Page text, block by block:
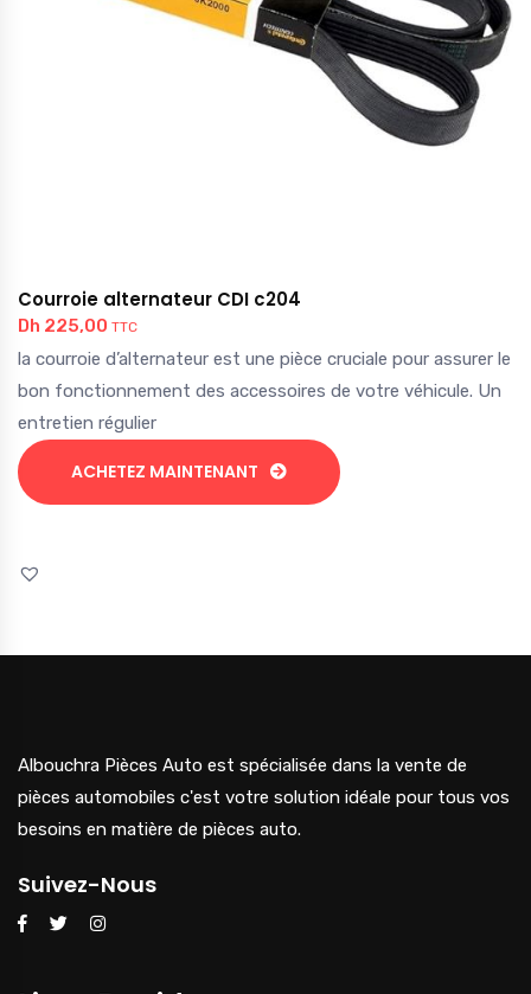
Courroie alternateur CDI c204
Dh 225,00 TTC
la courroie d’alternateur est une pièce cruciale pour assurer le
bon fonctionnement des accessoires de votre véhicule. Un
entretien régulier
ACHETEZ MAINTENANT
Albouchra Pièces Auto est spécialisée dans la vente de
pièces automobiles c'est votre solution idéale pour tous vos
besoins en matière de pièces auto.
Suivez-Nous